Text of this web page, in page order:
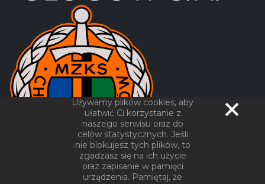
Używamy plików cookies, aby
ułatwić Ci korzystanie z
naszego serwisu oraz do
celów statystycznych. Jeśli
nie blokujesz tych plików, to
zgadzasz się na ich użycie
oraz zapisanie w pamięci
urządzenia. Pamiętaj, że